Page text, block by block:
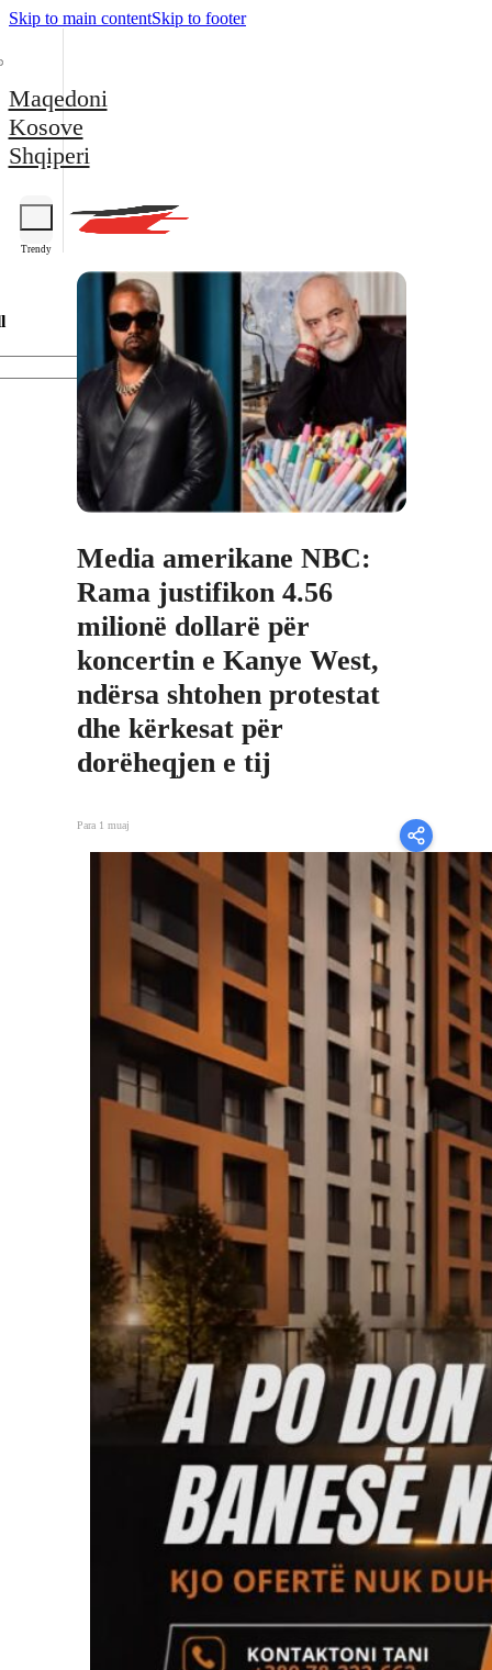
Skip to main contentSkip to footer
Maqedoni
Kosove
Shqiperi
Trendy
Media amerikane NBC:
Rama justifikon 4.56
milionë dollarë për
koncertin e Kanye West,
ndërsa shtohen protestat
dhe kërkesat për
dorëheqjen e tij
Para 1 muaj